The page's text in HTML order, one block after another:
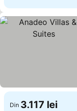
Din 3.117 lei